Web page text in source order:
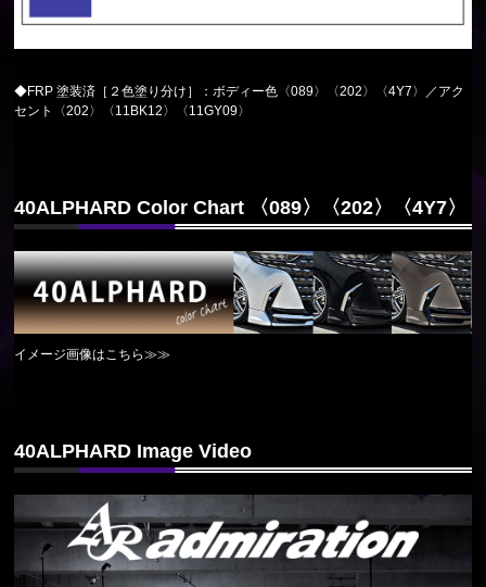
◆FRP 塗装済［２色塗り分け］：ボディー色〈089〉〈202〉〈4Y7〉／アク
セント〈202〉〈11BK12〉〈11GY09〉
40ALPHARD Color Chart 〈089〉〈202〉〈4Y7〉
イメージ画像はこちら≫≫
40ALPHARD Image Video